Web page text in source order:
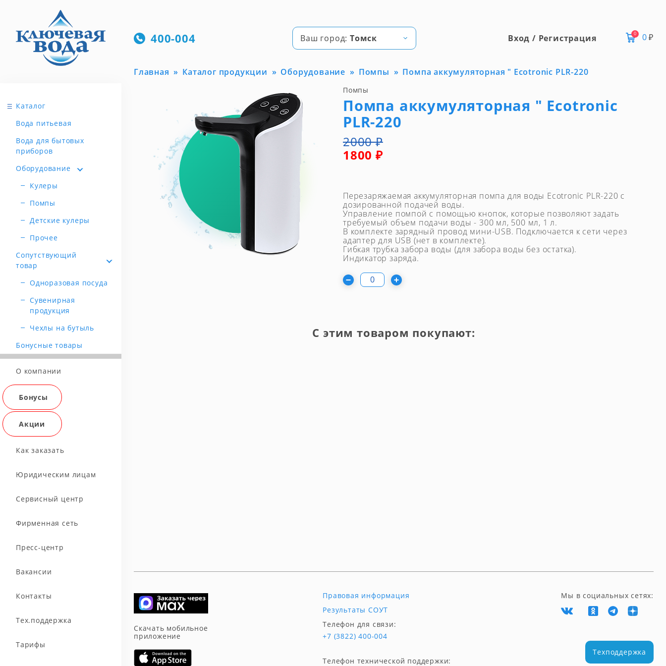
Каталог
Вода питьевая
Вода для бытовых
приборов
Оборудование
Кулеры
Помпы
Детские кулеры
Прочее
Сопутствующий
товар
Одноразовая посуда
Сувенирная
продукция
Чехлы на бутыль
Бонусные товары
О компании
Бонусы
Акции
Как заказать
Юридическим лицам
Сервисный центр
Фирменная сеть
Пресс-центр
Вакансии
Контакты
Тех.поддержка
Тарифы
400-004 Ваш город:Томск Вход / Регистрация 0 0₽
Главная Каталог продукции Оборудование Помпы Помпа аккумуляторная " Ecotronic PLR-220
Помпы
Помпа аккумуляторная " Ecotronic
PLR-220
2000 ₽
1800 ₽
Перезаряжаемая аккумуляторная помпа для воды Ecotronic PLR-220 с
дозированной подачей воды.
Управление помпой с помощью кнопок, которые позволяют задать
требуемый объем подачи воды - 300 мл, 500 мл, 1 л.
В комплекте зарядный провод мини-USB. Подключается к сети через
адаптер для USB (нет в комплекте).
Гибкая трубка забора воды (для забора воды без остатка).
Индикатор заряда.
С этим товаром покупают:
Скачать мобильное
приложение
Правовая информация
Результаты СОУТ
Телефон для связи:
+7 (3822) 400-004
Телефон технической поддержки:
Мы в социальных сетях:
Техподдержка